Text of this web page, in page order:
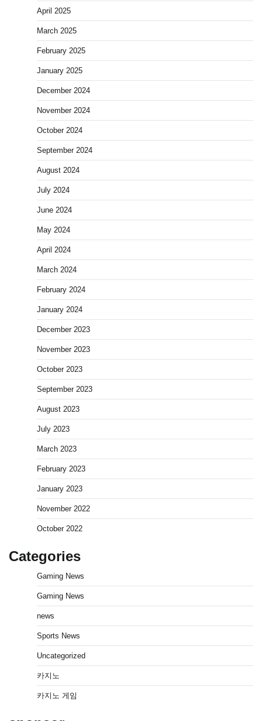
April 2025
March 2025
February 2025
January 2025
December 2024
November 2024
October 2024
September 2024
August 2024
July 2024
June 2024
May 2024
April 2024
March 2024
February 2024
January 2024
December 2023
November 2023
October 2023
September 2023
August 2023
July 2023
March 2023
February 2023
January 2023
November 2022
October 2022
Categories
Gaming News
Gaming News
news
Sports News
Uncategorized
카지노
카지노 게임